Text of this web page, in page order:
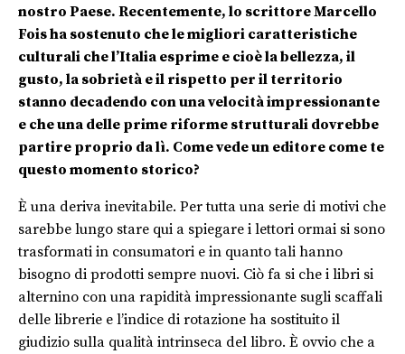
nostro Paese. Recentemente, lo scrittore Marcello
Fois ha sostenuto che le migliori caratteristiche
culturali che l’Italia esprime e cioè la bellezza, il
gusto, la sobrietà e il rispetto per il territorio
stanno decadendo con una velocità impressionante
e che una delle prime riforme strutturali dovrebbe
partire proprio da lì. Come vede un editore come te
questo momento storico?
È una deriva inevitabile. Per tutta una serie di motivi che
sarebbe lungo stare qui a spiegare i lettori ormai si sono
trasformati in consumatori e in quanto tali hanno
bisogno di prodotti sempre nuovi. Ciò fa si che i libri si
alternino con una rapidità impressionante sugli scaffali
delle librerie e l’indice di rotazione ha sostituito il
giudizio sulla qualità intrinseca del libro. È ovvio che a